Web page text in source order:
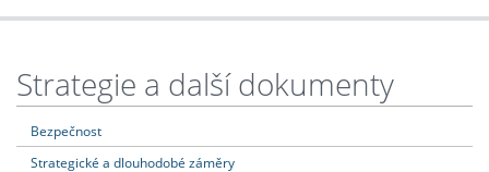
Strategie a další dokumenty
Bezpečnost
Strategické a dlouhodobé záměry